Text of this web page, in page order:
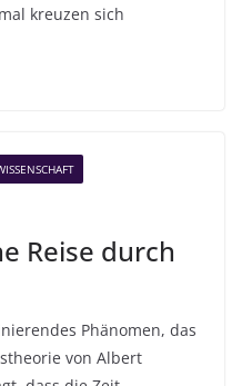
kreuzen sich
Reise durch
Phänomen, das
von Albert